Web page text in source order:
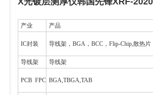
产业 产品
IC封装 导线架，BGA，BCC，Flip-Chip,散热片
导线架
导线架
PCB FPC BGA,TBGA,TAB